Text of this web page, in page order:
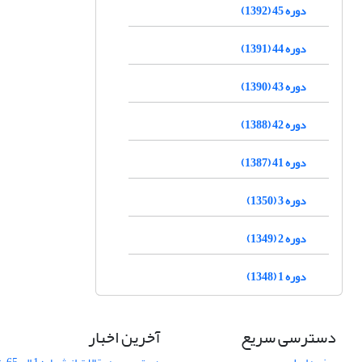
دوره 45 (1392)
دوره 44 (1391)
دوره 43 (1390)
دوره 42 (1388)
دوره 41 (1387)
دوره 3 (1350)
دوره 2 (1349)
دوره 1 (1348)
دسترسی سریع آخرین اخبار